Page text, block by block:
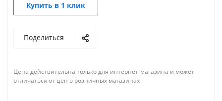
Купить в 1 клик
Поделиться
Цена действительна только для интернет-магазина и может
отличаться от цен в розничных магазинах